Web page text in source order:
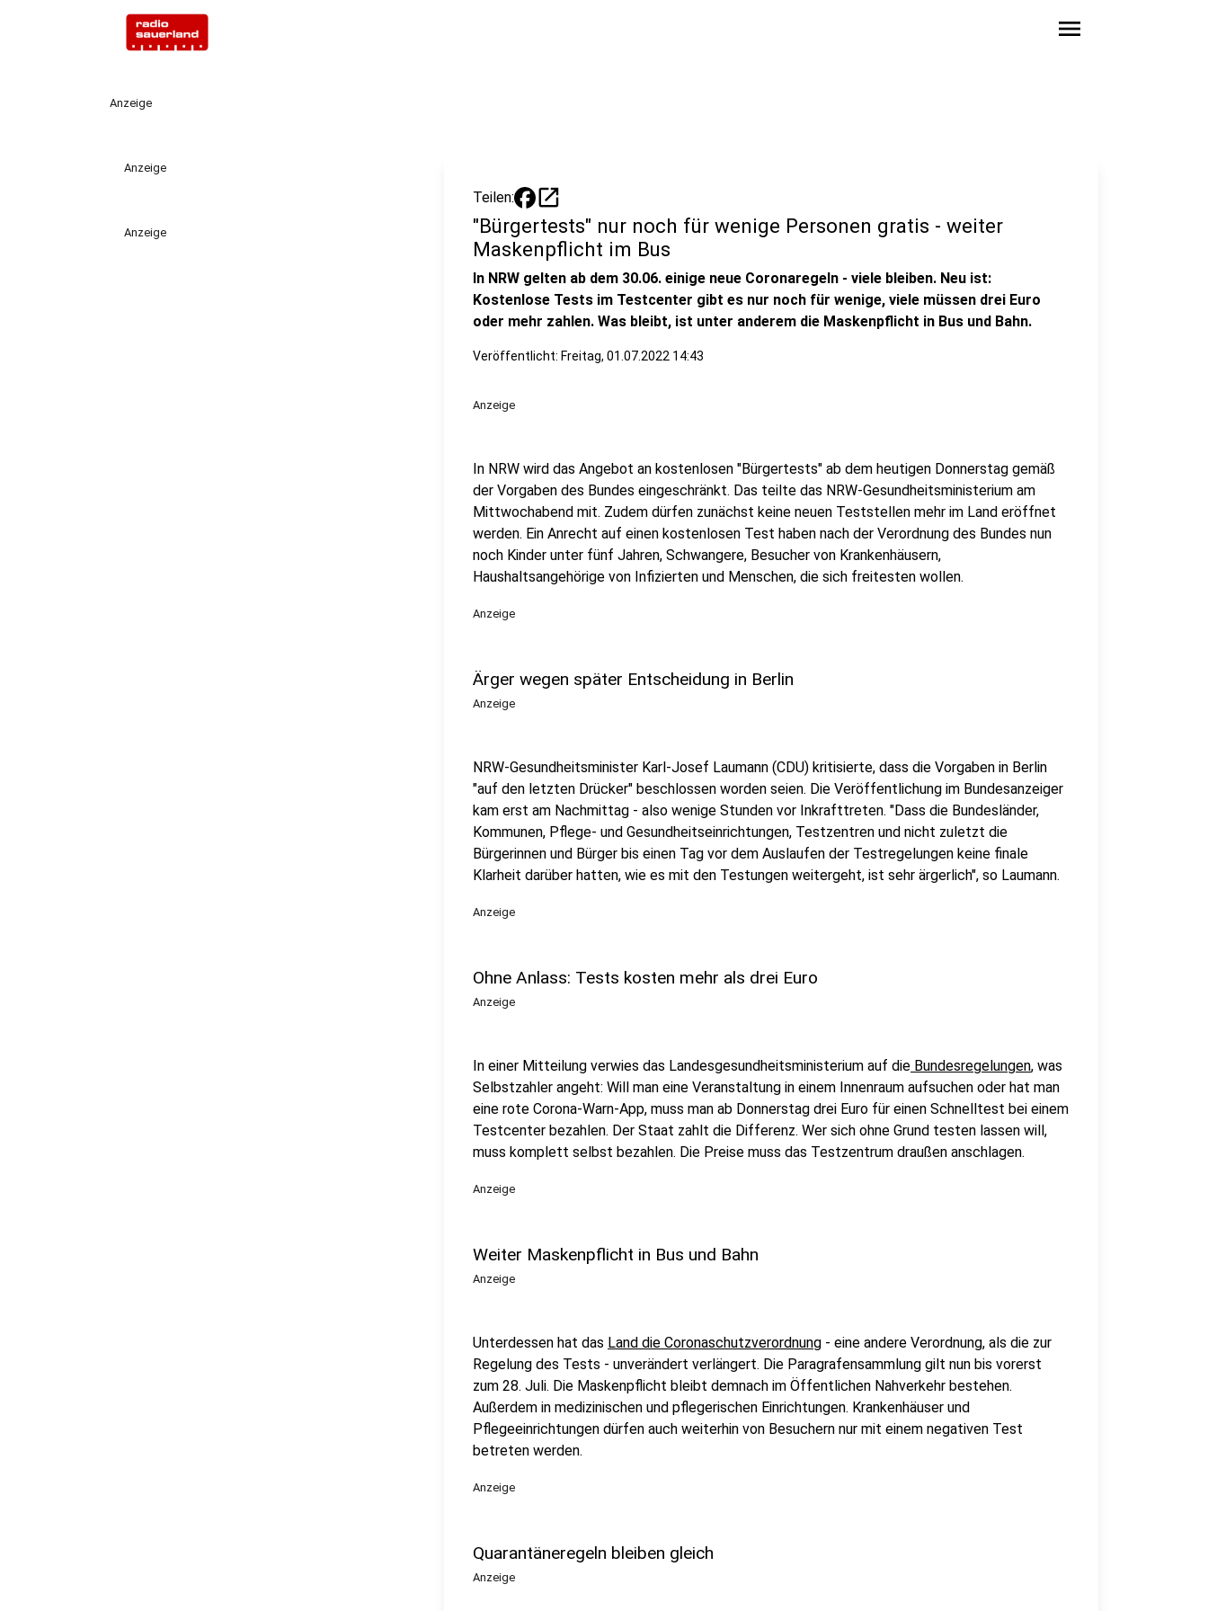
menu
Anzeige
Anzeige
Anzeige
Teilen: open_in_new
"Bürgertests" nur noch für wenige Personen gratis - weiter
Maskenpflicht im Bus
In NRW gelten ab dem 30.06. einige neue Coronaregeln - viele bleiben. Neu ist:
Kostenlose Tests im Testcenter gibt es nur noch für wenige, viele müssen drei Euro
oder mehr zahlen. Was bleibt, ist unter anderem die Maskenpflicht in Bus und Bahn.
Veröffentlicht: Freitag, 01.07.2022 14:43
Anzeige
In NRW wird das Angebot an kostenlosen "Bürgertests" ab dem heutigen Donnerstag gemäß
der Vorgaben des Bundes eingeschränkt. Das teilte das NRW-Gesundheitsministerium am
Mittwochabend mit. Zudem dürfen zunächst keine neuen Teststellen mehr im Land eröffnet
werden. Ein Anrecht auf einen kostenlosen Test haben nach der Verordnung des Bundes nun
noch Kinder unter fünf Jahren, Schwangere, Besucher von Krankenhäusern,
Haushaltsangehörige von Infizierten und Menschen, die sich freitesten wollen.
Anzeige
Ärger wegen später Entscheidung in Berlin
Anzeige
NRW-Gesundheitsminister Karl-Josef Laumann (CDU) kritisierte, dass die Vorgaben in Berlin
"auf den letzten Drücker" beschlossen worden seien. Die Veröffentlichung im Bundesanzeiger
kam erst am Nachmittag - also wenige Stunden vor Inkrafttreten. "Dass die Bundesländer,
Kommunen, Pflege- und Gesundheitseinrichtungen, Testzentren und nicht zuletzt die
Bürgerinnen und Bürger bis einen Tag vor dem Auslaufen der Testregelungen keine finale
Klarheit darüber hatten, wie es mit den Testungen weitergeht, ist sehr ärgerlich", so Laumann.
Anzeige
Ohne Anlass: Tests kosten mehr als drei Euro
Anzeige
In einer Mitteilung verwies das Landesgesundheitsministerium auf die Bundesregelungen, was
Selbstzahler angeht: Will man eine Veranstaltung in einem Innenraum aufsuchen oder hat man
eine rote Corona-Warn-App, muss man ab Donnerstag drei Euro für einen Schnelltest bei einem
Testcenter bezahlen. Der Staat zahlt die Differenz. Wer sich ohne Grund testen lassen will,
muss komplett selbst bezahlen. Die Preise muss das Testzentrum draußen anschlagen.
Anzeige
Weiter Maskenpflicht in Bus und Bahn
Anzeige
Unterdessen hat das Land die Coronaschutzverordnung - eine andere Verordnung, als die zur
Regelung des Tests - unverändert verlängert. Die Paragrafensammlung gilt nun bis vorerst
zum 28. Juli. Die Maskenpflicht bleibt demnach im Öffentlichen Nahverkehr bestehen.
Außerdem in medizinischen und pflegerischen Einrichtungen. Krankenhäuser und
Pflegeeinrichtungen dürfen auch weiterhin von Besuchern nur mit einem negativen Test
betreten werden.
Anzeige
Quarantäneregeln bleiben gleich
Anzeige